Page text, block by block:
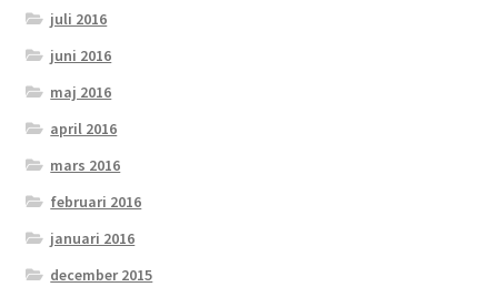
juli 2016
juni 2016
maj 2016
april 2016
mars 2016
februari 2016
januari 2016
december 2015